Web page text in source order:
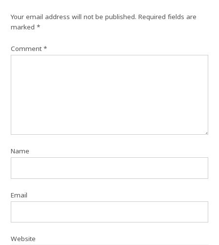
Your email address will not be published. Required fields are
marked*
Comment*
Name
Email
Website